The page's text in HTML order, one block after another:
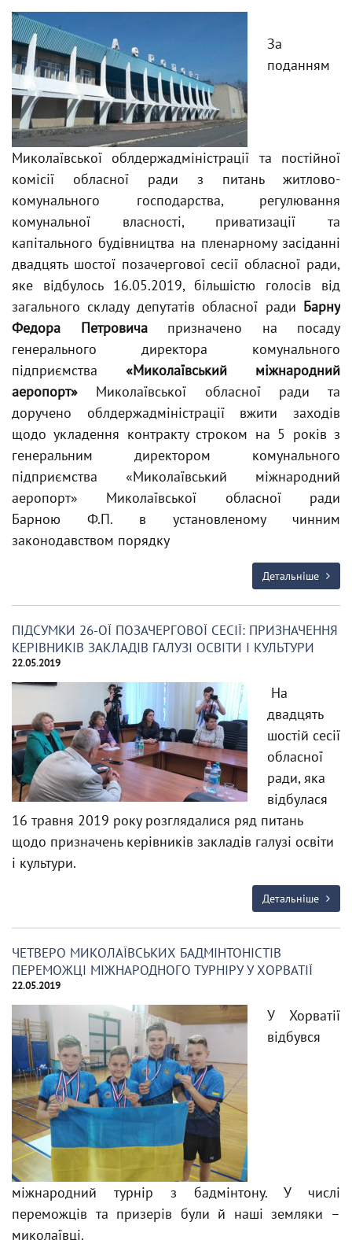
За
поданням
Миколаївської облдержадміністрації та постійної
комісії обласної ради з питань житлово-
комунального господарства, регулювання
комунальної власності, приватизації та
капітального будівництва на пленарному засіданні
двадцять шостої позачергової сесії обласної ради,
яке відбулось 16.05.2019, більшістю голосів від
загального складу депутатів обласної ради Барну
Федора Петровичапризначено на посаду
генерального директора комунального
підприємства «Миколаївський міжнародний
аеропорт» Миколаївської обласної ради та
доручено облдержадміністрації вжити заходів
щодо укладення контракту строком на 5 років з
генеральним директором комунального
підприємства «Миколаївський міжнародний
аеропорт» Миколаївської обласної ради
Барною Ф.П. в установленому чинним
законодавством порядку
Детальніше
ПІДСУМКИ 26-ОЇ ПОЗАЧЕРГОВОЇ СЕСІЇ: ПРИЗНАЧЕННЯ
КЕРІВНИКІВ ЗАКЛАДІВ ГАЛУЗІ ОСВІТИ І КУЛЬТУРИ
22.05.2019
На
двадцять
шостій сесії
обласної
ради, яка
відбулася
16 травня 2019 року розглядалися ряд питань
щодо призначень керівників закладів галузі освіти
і культури.
Детальніше
ЧЕТВЕРО МИКОЛАЇВСЬКИХ БАДМІНТОНІСТІВ
ПЕРЕМОЖЦІ МІЖНАРОДНОГО ТУРНІРУ У ХОРВАТІЇ
22.05.2019
У Хорватії
відбувся
міжнародний турнір з бадмінтону. У числі
переможців та призерів були й наші земляки –
миколаївці.